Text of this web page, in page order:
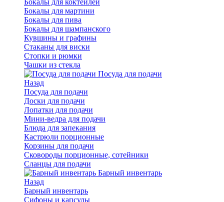
Бокалы для мартини
Бокалы для пива
Бокалы для шампанского
Кувшины и графины
Стаканы для виски
Стопки и рюмки
Чашки из стекла
Посуда для подачи
Назад
Посуда для подачи
Доски для подачи
Лопатки для подачи
Мини-ведра для подачи
Блюда для запекания
Кастрюли порционные
Корзины для подачи
Сковороды порционные, сотейники
Сланцы для подачи
Барный инвентарь
Назад
Барный инвентарь
Сифоны и капсулы